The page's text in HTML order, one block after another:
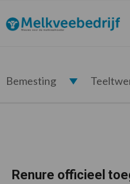
de
hoofdnavigatie
de
hoofd
de
eerste
de
voettekst
Melkveebedrijf.nl
Bemesting
Renure officieel